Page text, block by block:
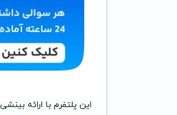
این پلتفرم با ارائه